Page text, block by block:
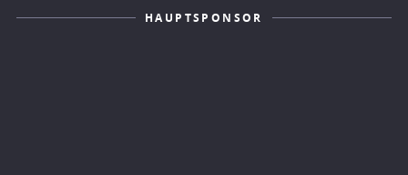
HAUPTSPONSOR